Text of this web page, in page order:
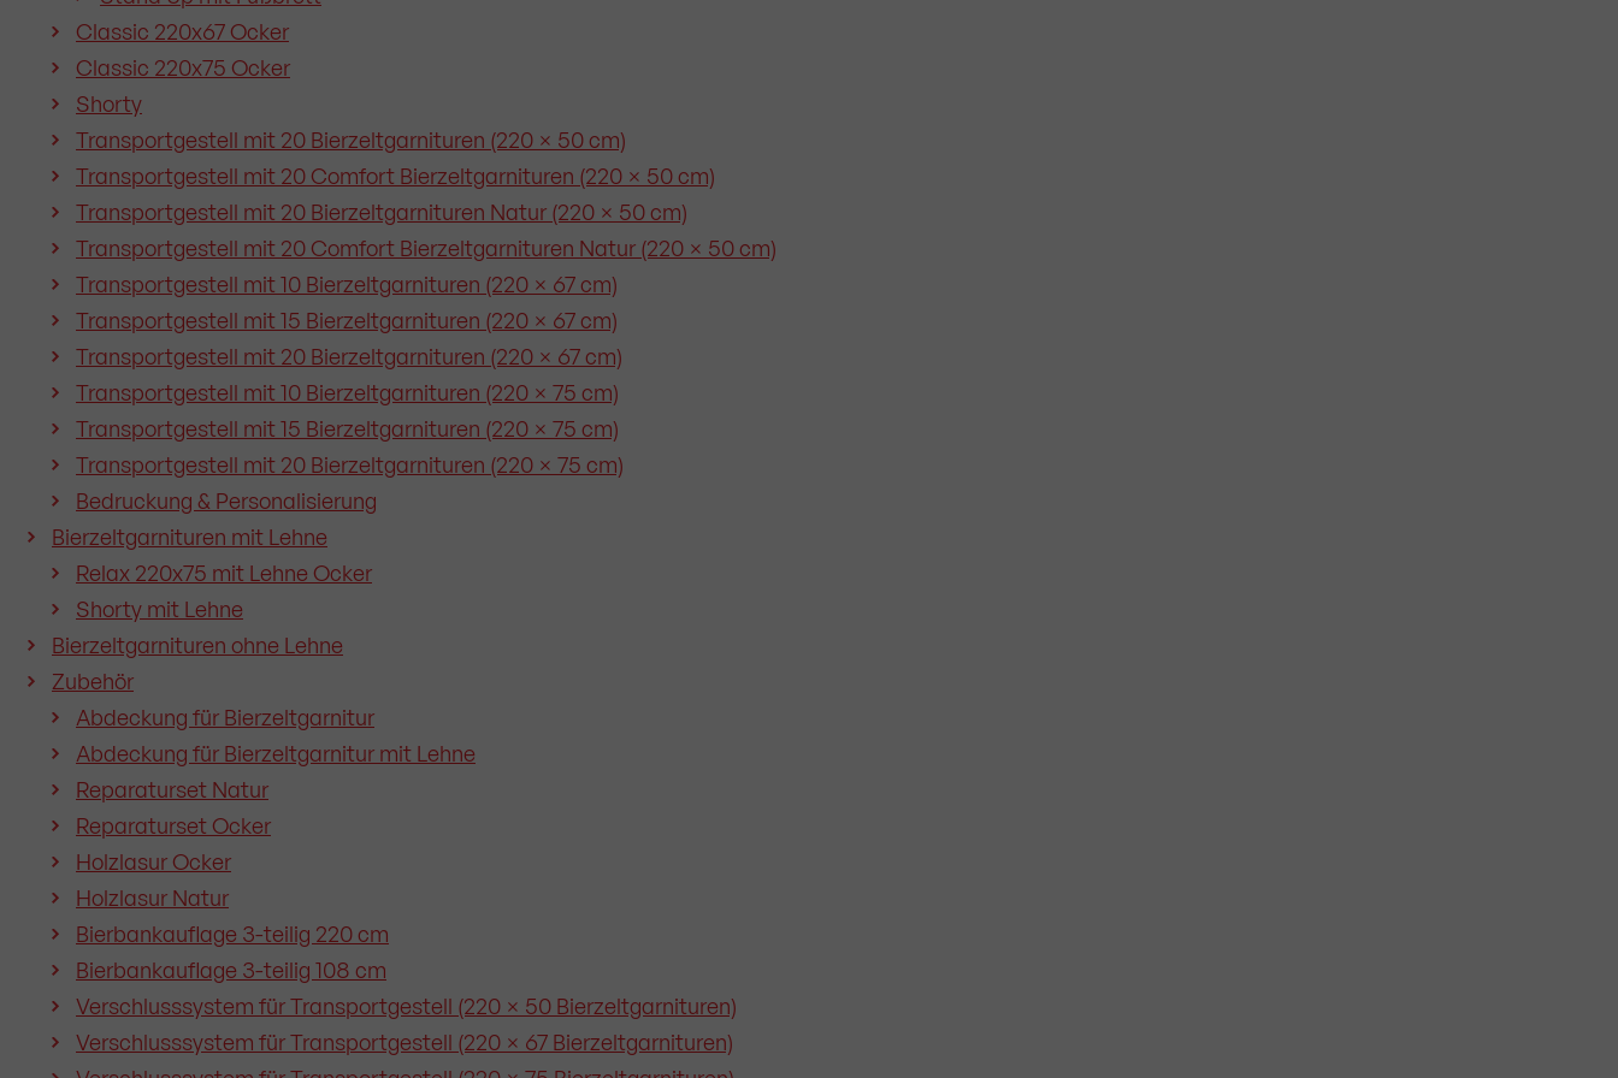
Classic 220x67 Ocker
Classic 220x75 Ocker
Shorty
Transportgestell mit 20 Bierzeltgarnituren (220 × 50 cm)
Transportgestell mit 20 Comfort Bierzeltgarnituren (220 × 50 cm)
Transportgestell mit 20 Bierzeltgarnituren Natur (220 × 50 cm)
Transportgestell mit 20 Comfort Bierzeltgarnituren Natur (220 × 50 cm)
Transportgestell mit 10 Bierzeltgarnituren (220 × 67 cm)
Transportgestell mit 15 Bierzeltgarnituren (220 × 67 cm)
Transportgestell mit 20 Bierzeltgarnituren (220 × 67 cm)
Transportgestell mit 10 Bierzeltgarnituren (220 × 75 cm)
Transportgestell mit 15 Bierzeltgarnituren (220 × 75 cm)
Transportgestell mit 20 Bierzeltgarnituren (220 × 75 cm)
Bedruckung & Personalisierung
Bierzeltgarnituren mit Lehne
Relax 220x75 mit Lehne Ocker
Shorty mit Lehne
Bierzeltgarnituren ohne Lehne
Zubehör
Abdeckung für Bierzeltgarnitur
Abdeckung für Bierzeltgarnitur mit Lehne
Reparaturset Natur
Reparaturset Ocker
Holzlasur Ocker
Holzlasur Natur
Bierbankauflage 3-teilig 220 cm
Bierbankauflage 3-teilig 108 cm
Verschlusssystem für Transportgestell (220 × 50 Bierzeltgarnituren)
Verschlusssystem für Transportgestell (220 × 67 Bierzeltgarnituren)